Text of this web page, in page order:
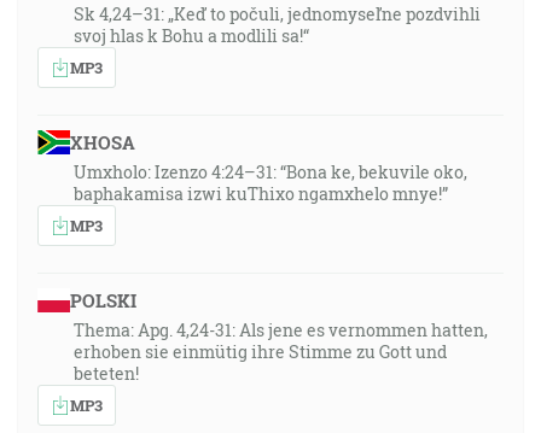
Sk 4,24–31: „Keď to počuli, jednomyseľne pozdvihli
svoj hlas k Bohu a modlili sa!“
MP3
XHOSA
Umxholo: Izenzo 4:24–31: “Bona ke, bekuvile oko,
baphakamisa izwi kuThixo ngamxhelo mnye!”
MP3
POLSKI
Thema: Apg. 4,24-31: Als jene es vernommen hatten,
erhoben sie einmütig ihre Stimme zu Gott und
beteten!
MP3